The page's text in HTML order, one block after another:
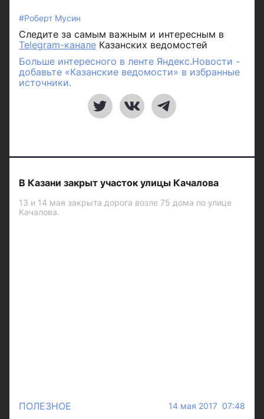
#Роберт Мусин
Следите за самым важным и интересным в
Telegram-канале Казанских ведомостей
Больше интересного в ленте Яндекс.Новости -
добавьте «Казанские ведомости» в избранные
источники.
В Казани закрыт участок улицы Качалова
13 и 14 мая закрыта дорога возле 75 дома по улице
Качалова.
ПОЛЕЗНОЕ 14 мая 2017 07:48